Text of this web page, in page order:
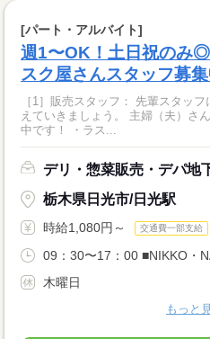
[パート・アルバイト]
週1〜OK！土日祝のみ
スク屋さんスタッフ募
［1］販売スタッフ： 先輩スタッ
えていきましょう。 主婦（夫）さ
中です！ ・ラス...
デリ・惣菜販売・デパ地
栃木県日光市/日光駅
時給1,080円～ 交通費一部支給
09：30〜17：00 ■NIKKO・
木曜日
もっと